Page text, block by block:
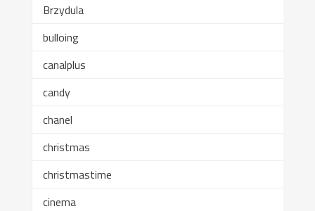
Brzydula
bulloing
canalplus
candy
chanel
christmas
christmastime
cinema